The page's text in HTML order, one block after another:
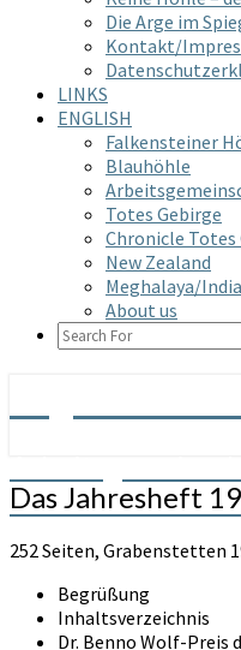
Die Arge im
Kontakt/
LINKS
ENGLISH
Falkensteiner
Blauhöhle
Totes Gebirge
Chronicle Totes
New Zealand
Meghalaya/India
About us
SEARCH
ICON
Grabenstetten
Das
Jahresheft
1995
Das Jahresheft
252 Seiten, Grabenstetten
Begrüßung
Inhaltsverzeichnis
Dr. Benno Wolf-Preis